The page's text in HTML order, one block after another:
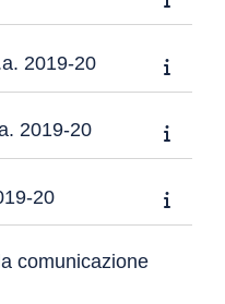
2019-20
2019-20
20
comunicazione